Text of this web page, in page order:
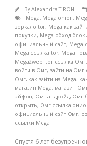
ByAlexandra TIRON
Mega, Mega onion,
зеркало tor, Mega как
покупки, Mega обход
официальный сайт, Mega
Mega ссылка tor, Mega
Mega2web, tor ссылка Омг,
войти в Омг, зайти на Омг
Омг, как зайти на Mega,
магазин Mega, магазин
айфон, Омг андройд, Омг
открыть, Омг ссылка
официальный сайт Омг,
ссылки Mega
Спустя 6 лет